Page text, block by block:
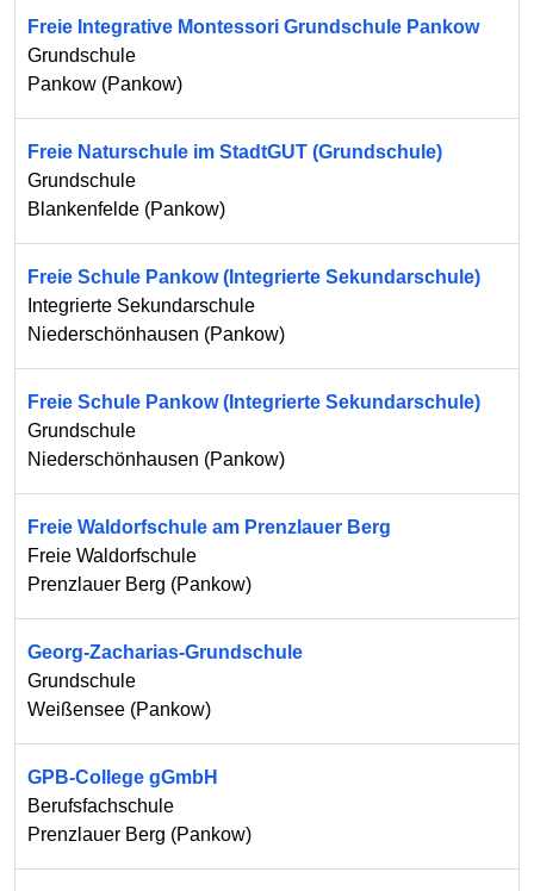
Freie Integrative Montessori Grundschule Pankow
Grundschule
Pankow (Pankow)
Freie Naturschule im StadtGUT (Grundschule)
Grundschule
Blankenfelde (Pankow)
Freie Schule Pankow (Integrierte Sekundarschule)
Integrierte Sekundarschule
Niederschönhausen (Pankow)
Freie Schule Pankow (Integrierte Sekundarschule)
Grundschule
Niederschönhausen (Pankow)
Freie Waldorfschule am Prenzlauer Berg
Freie Waldorfschule
Prenzlauer Berg (Pankow)
Georg-Zacharias-Grundschule
Grundschule
Weißensee (Pankow)
GPB-College gGmbH
Berufsfachschule
Prenzlauer Berg (Pankow)